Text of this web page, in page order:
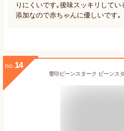
りにくいです｡後味スッキリして
添加なので赤ちゃんに優しいです｡
no. 14
雪印ビーンスターク ビーンス